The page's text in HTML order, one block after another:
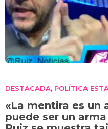
DESTACADA, POLÍTICA
«La mentira es un
puede ser un